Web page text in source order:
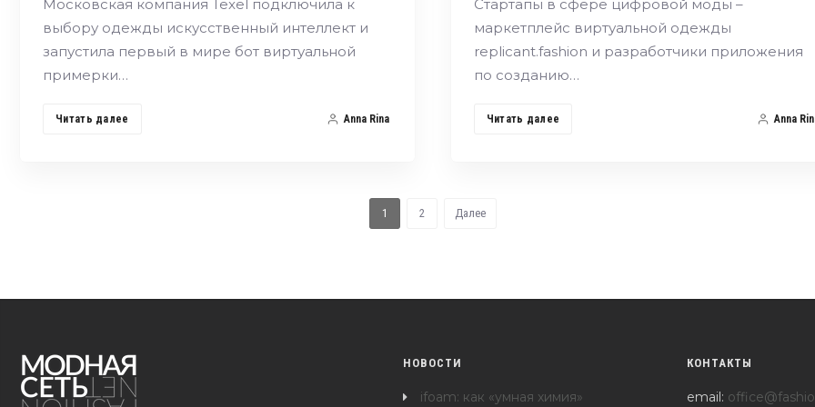
Московская компания Texel подключила к
выбору одежды искусственный интеллект и
запустила первый в мире бот виртуальной
примерки…
Читать далее Anna Rina
Стартапы в сфере цифровой моды –
маркетплейс виртуальной одежды
replicant.fashion и разработчики приложения
по созданию…
Читать далее Anna
1 2 Далее
НОВОСТИ
ifoam: как «умная химия»
КОНТАКТЫ
email: